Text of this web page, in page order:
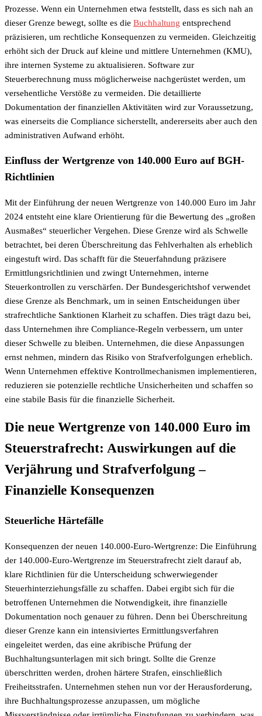
Prozesse. Wenn ein Unternehmen etwa feststellt, dass es sich nah an
dieser Grenze bewegt, sollte es die Buchhaltung entsprechend
präzisieren, um rechtliche Konsequenzen zu vermeiden. Gleichzeitig
erhöht sich der Druck auf kleine und mittlere Unternehmen (KMU),
ihre internen Systeme zu aktualisieren. Software zur
Steuerberechnung muss möglicherweise nachgerüstet werden, um
versehentliche Verstöße zu vermeiden. Die detaillierte
Dokumentation der finanziellen Aktivitäten wird zur Voraussetzung,
was einerseits die Compliance sicherstellt, andererseits aber auch den
administrativen Aufwand erhöht.
Einfluss der Wertgrenze von 140.000 Euro auf BGH-
Richtlinien
Mit der Einführung der neuen Wertgrenze von 140.000 Euro im Jahr
2024 entsteht eine klare Orientierung für die Bewertung des „großen
Ausmaßes“ steuerlicher Vergehen. Diese Grenze wird als Schwelle
betrachtet, bei deren Überschreitung das Fehlverhalten als erheblich
eingestuft wird. Das schafft für die Steuerfahndung präzisere
Ermittlungsrichtlinien und zwingt Unternehmen, interne
Steuerkontrollen zu verschärfen. Der Bundesgerichtshof verwendet
diese Grenze als Benchmark, um in seinen Entscheidungen über
strafrechtliche Sanktionen Klarheit zu schaffen. Dies trägt dazu bei,
dass Unternehmen ihre Compliance-Regeln verbessern, um unter
dieser Schwelle zu bleiben. Unternehmen, die diese Anpassungen
ernst nehmen, mindern das Risiko von Strafverfolgungen erheblich.
Wenn Unternehmen effektive Kontrollmechanismen implementieren,
reduzieren sie potenzielle rechtliche Unsicherheiten und schaffen so
eine stabile Basis für die finanzielle Sicherheit.
Die neue Wertgrenze von 140.000 Euro im
Steuerstrafrecht: Auswirkungen auf die
Verjährung und Strafverfolgung –
Finanzielle Konsequenzen
Steuerliche Härtefälle
Konsequenzen der neuen 140.000-Euro-Wertgrenze: Die Einführung
der 140.000-Euro-Wertgrenze im Steuerstrafrecht zielt darauf ab,
klare Richtlinien für die Unterscheidung schwerwiegender
Steuerhinterziehungsfälle zu schaffen. Dabei ergibt sich für die
betroffenen Unternehmen die Notwendigkeit, ihre finanzielle
Dokumentation noch genauer zu führen. Denn bei Überschreitung
dieser Grenze kann ein intensiviertes Ermittlungsverfahren
eingeleitet werden, das eine akribische Prüfung der
Buchhaltungsunterlagen mit sich bringt. Sollte die Grenze
überschritten werden, drohen härtere Strafen, einschließlich
Freiheitsstrafen. Unternehmen stehen nun vor der Herausforderung,
ihre Buchhaltungsprozesse anzupassen, um mögliche